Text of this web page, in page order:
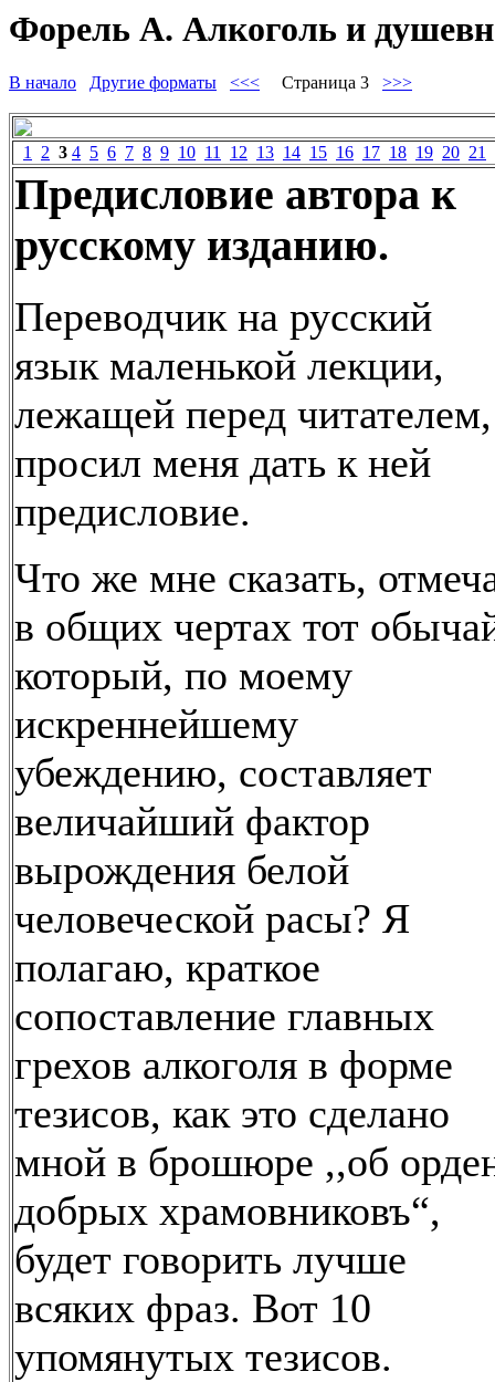
Форель А. Алкоголь и
В начало Другие форматы <<< Страница 3 >>>
1 2 3 4 5 6 7 8 9 10 11 12 13 14 15 16 17 18 19 20 21
Предисловие автора к
русскому изданию.
Переводчик на русский
язык маленькой лекции,
лежащей перед читателем,
просил меня дать к ней
предисловие.
Что же мне сказать,
в общих чертах тот
который, по моему
искреннейшему
убеждению, составляет
величайший фактор
вырождения белой
человеческой расы? Я
полагаю, краткое
сопоставление главных
грехов алкоголя в форме
тезисов, как это сделано
мной в брошюре ,,об
добрых храмовниковъ“,
будет говорить лучше
всяких фраз. Вот 10
упомянутых тезисов.